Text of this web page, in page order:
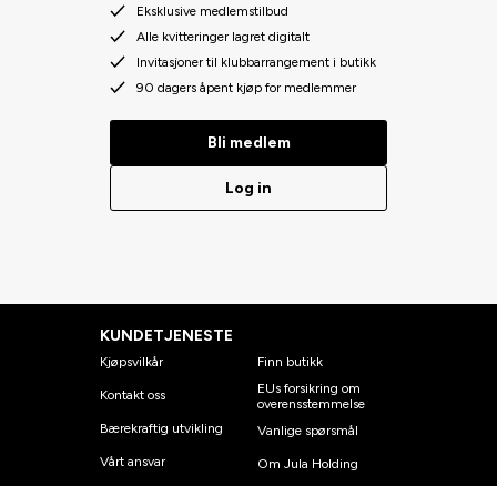
Eksklusive medlemstilbud
Alle kvitteringer lagret digitalt
Invitasjoner til klubbarrangement i butikk
90 dagers åpent kjøp for medlemmer
Bli medlem
Log in
KUNDETJENESTE
Kjøpsvilkår
Kontakt oss
Bærekraftig utvikling
Vårt ansvar
Finn butikk
EUs forsikring om
overensstemmelse
Vanlige spørsmål
Om Jula Holding